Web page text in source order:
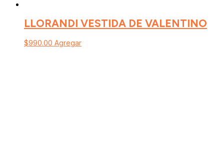
LLORANDI VESTIDA DE VALENTINO
$990.00 Agregar